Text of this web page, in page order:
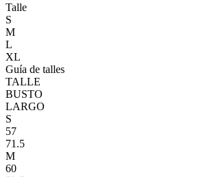
Talle
S
M
L
XL
Guía de talles
TALLE
BUSTO
LARGO
S
57
71.5
M
60